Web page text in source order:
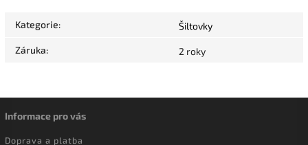
Kategorie: Šiltovky
Záruka: 2 roky
Informace pro vás
Doprava a platba